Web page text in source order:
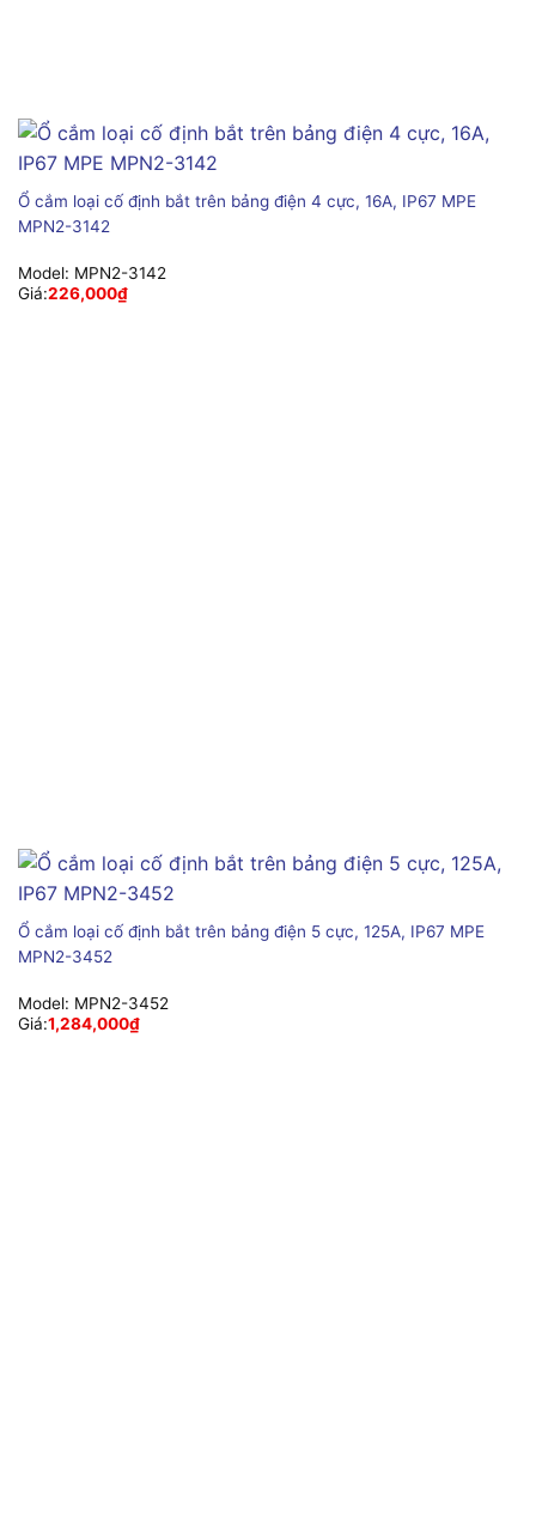
Ổ cắm loại cố định bắt trên bảng điện 4 cực, 16A, IP67 MPE
MPN2-3142
Model: MPN2-3142
Giá:226,000₫
Ổ cắm loại cố định bắt trên bảng điện 5 cực, 125A, IP67 MPE
MPN2-3452
Model: MPN2-3452
Giá:1,284,000₫